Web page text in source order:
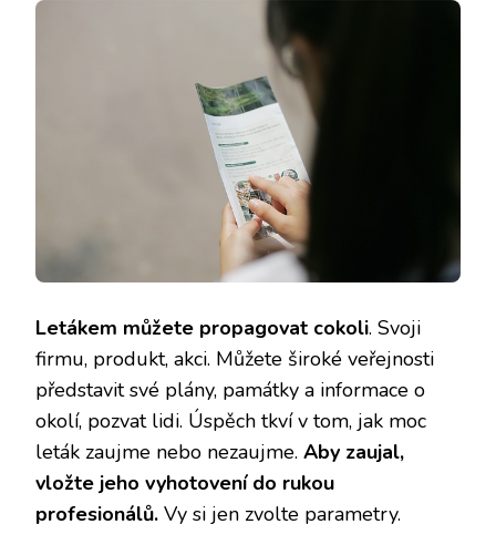
Letákem můžete propagovat cokoli. Svoji
firmu, produkt, akci. Můžete široké veřejnosti
představit své plány, památky a informace o
okolí, pozvat lidi. Úspěch tkví v tom, jak moc
leták zaujme nebo nezaujme. Aby zaujal,
vložte jeho vyhotovení do rukou
profesionálů. Vy si jen zvolte parametry.